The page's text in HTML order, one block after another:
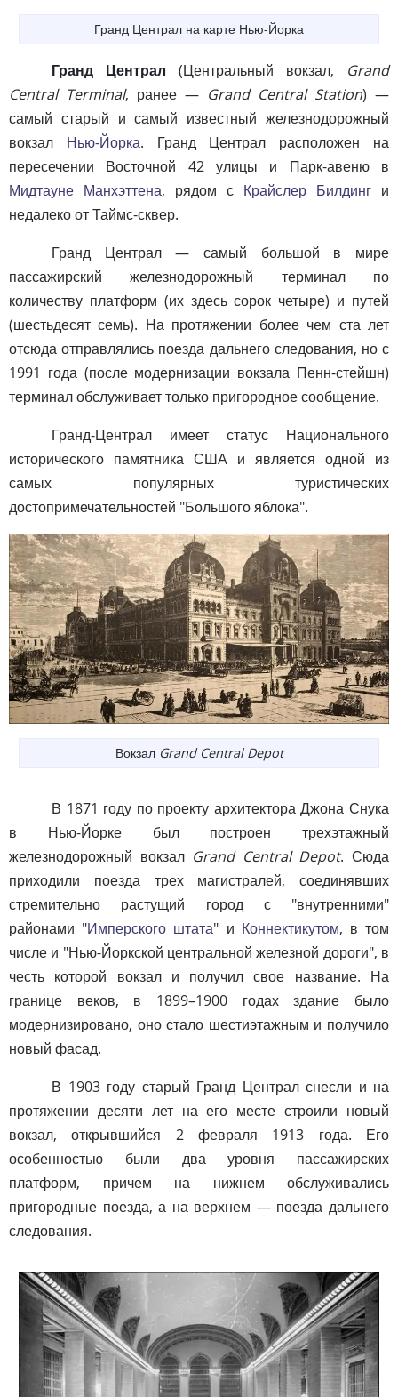
Гранд Централ на карте Нью-Йорка
Гранд Централ (Центральный вокзал, Grand
Central Terminal, ранее — Grand Central Station) —
самый старый и самый известный железнодорожный
вокзал Нью-Йорка. Гранд Централ расположен на
пересечении Восточной 42 улицы и Парк-авеню в
Мидтауне Манхэттена, рядом с Крайслер Билдинг и
недалеко от Таймс-сквер.
Гранд Централ — самый большой в мире
пассажирский железнодорожный терминал по
количеству платформ (их здесь сорок четыре) и путей
(шестьдесят семь). На протяжении более чем ста лет
отсюда отправлялись поезда дальнего следования, но с
1991 года (после модернизации вокзала Пенн-стейшн)
терминал обслуживает только пригородное сообщение.
Гранд-Централ имеет статус Национального
исторического памятника США и является одной из
самых популярных туристических
достопримечательностей "Большого яблока".
Вокзал Grand Central Depot
В 1871 году по проекту архитектора Джона Снука
в Нью-Йорке был построен трехэтажный
железнодорожный вокзал Grand Central Depot. Сюда
приходили поезда трех магистралей, соединявших
стремительно растущий город с "внутренними"
районами "Имперского штата" и Коннектикутом, в том
числе и "Нью-Йоркской центральной железной дороги", в
честь которой вокзал и получил свое название. На
границе веков, в 1899–1900 годах здание было
модернизировано, оно стало шестиэтажным и получило
новый фасад.
В 1903 году старый Гранд Централ снесли и на
протяжении десяти лет на его месте строили новый
вокзал, открывшийся 2 февраля 1913 года. Его
особенностью были два уровня пассажирских
платформ, причем на нижнем обслуживались
пригородные поезда, а на верхнем — поезда дальнего
следования.